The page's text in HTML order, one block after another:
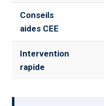
Conseils
aides CEE
Intervention
rapide